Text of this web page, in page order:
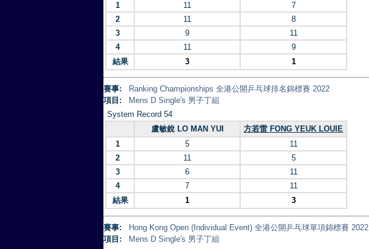
1
11
7
2
11
8
3
9
11
4
11
9
結果
3 1
賽事:
Ranking Championships 全港公開乒乓球排名錦標賽 2022
項目:
Mens D Single's 男子丁組
System Record 54
盧敏銳 LO MAN YUI
方若雷 FONG YEUK LOUIE
1
5
11
2
11
5
3
6
11
4
7
11
結果
1 3
賽事:
Hong Kong Open (Individual Event) 全港公開乒乓球單項錦標賽 2022
項目:
Mens D Single's 男子丁組